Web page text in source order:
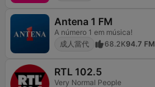
Antena 1 FM
A número 1 em música!
成人當代
68.2K94.7 FM
RTL 102.5
Very Normal People